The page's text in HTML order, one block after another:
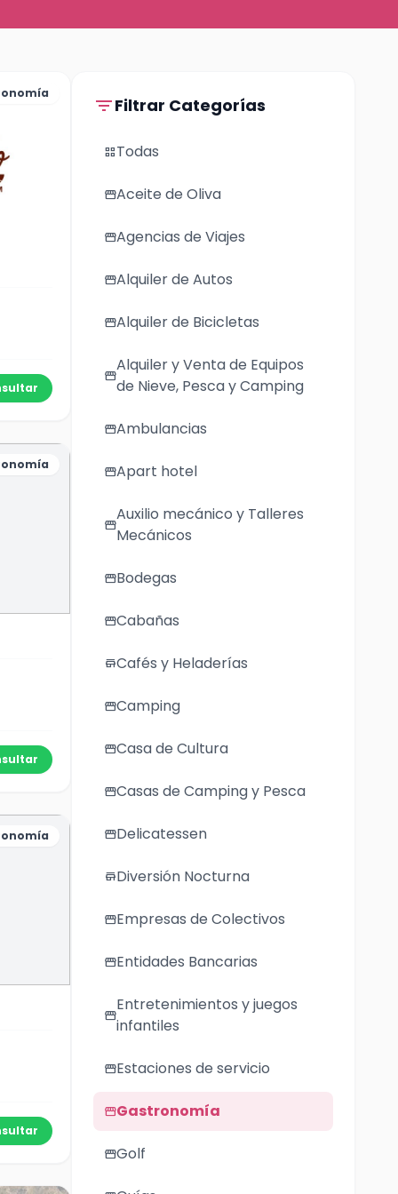
filter_listFiltrar Categorías
grid_viewTodas
storefrontAceite de Oliva
storefrontAgencias de Viajes
storefrontAlquiler de Autos
storefrontAlquiler de Bicicletas
storefront
Alquiler y Venta de Equipos
de Nieve, Pesca y Camping
storefrontAmbulancias
storefrontApart hotel
storefront
Auxilio mecánico y Talleres
Mecánicos
storefrontBodegas
storefrontCabañas
storeCafés y Heladerías
storefrontCamping
storefrontCasa de Cultura
storefrontCasas de Camping y Pesca
storefrontDelicatessen
storeDiversión Nocturna
storefrontEmpresas de Colectivos
storefrontEntidades Bancarias
storefront
Entretenimientos y juegos
infantiles
storefrontEstaciones de servicio
storefrontGastronomía
storefrontGolf